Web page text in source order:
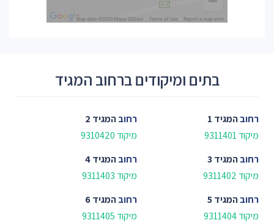
בתים ומיקודים ברחוב המגיד
רחובהמגיד 1
מיקוד 9311401
רחובהמגיד 2
מיקוד 9310420
רחובהמגיד 3
מיקוד 9311402
רחובהמגיד 4
מיקוד 9311403
רחובהמגיד 5
מיקוד 9311404
רחובהמגיד 6
מיקוד 9311405